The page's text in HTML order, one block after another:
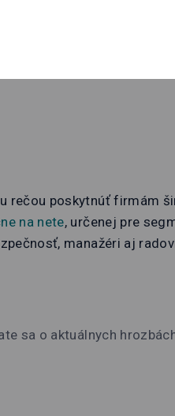
rečou poskytnúť firmám
na nete, určenej pre
manažéri aj
sa o aktuálnych